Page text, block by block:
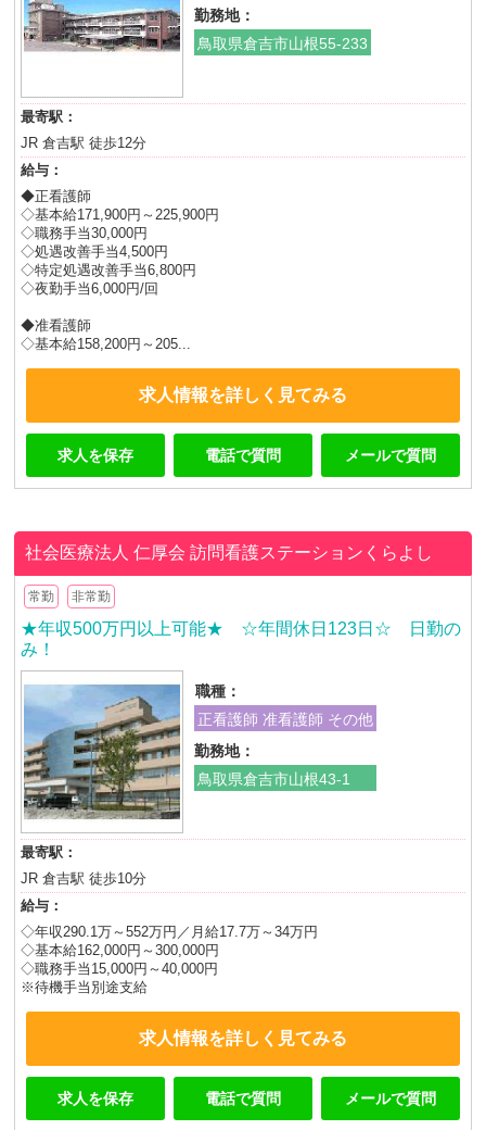
勤務地：
鳥取県倉吉市山根55-233
最寄駅：
JR 倉吉駅 徒歩12分
給与：
◆正看護師
◇基本給171,900円～225,900円
◇職務手当30,000円
◇処遇改善手当4,500円
◇特定処遇改善手当6,800円
◇夜勤手当6,000円/回
◆准看護師
◇基本給158,200円～205...
求人情報を詳しく見てみる
求人を保存 電話で質問 メールで質問
社会医療法人 仁厚会訪問看護ステーションくらよし
常勤 非常勤
★年収500万円以上可能★ ☆年間休日123日☆ 日勤の
み！
職種：
正看護師 准看護師 その他
勤務地：
鳥取県倉吉市山根43-1
最寄駅：
JR 倉吉駅 徒歩10分
給与：
◇年収290.1万～552万円／月給17.7万～34万円
◇基本給162,000円～300,000円
◇職務手当15,000円～40,000円
※待機手当別途支給
求人情報を詳しく見てみる
求人を保存 電話で質問 メールで質問